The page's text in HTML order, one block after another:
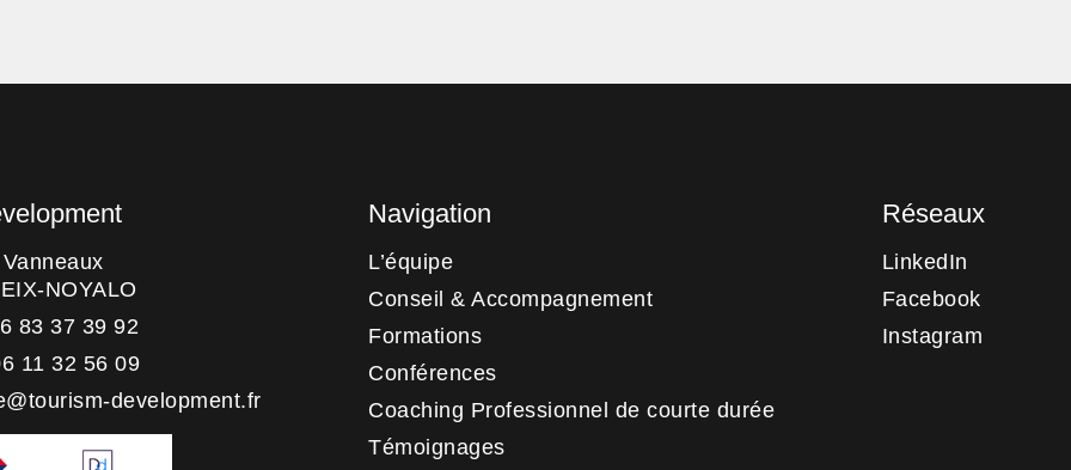
NOYALO
83 37 39 92
11 32 56 09
development.fr
Navigation
L’équipe
Conseil & Accompagnement
Formations
Conférences
Coaching Professionnel de courte durée
Témoignages
Réseaux
LinkedIn
Facebook
Instagram